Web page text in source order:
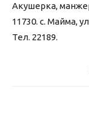
Акушерка,
11730. с. Майма,
Тел. 22189.